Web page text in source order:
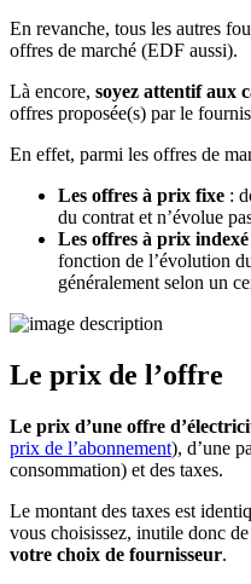
En revanche, tous les autres
offres de marché (EDF aussi).
Là encore, soyez attentif aux
offres proposée(s) par le
En effet, parmi les offres de
Les offres à prix fixe :
du contrat et n’évolue
Les offres à prix
fonction de l’évolution
généralement selon un
Le prix de l’offre
Le prix d’une offre
prix de l’abonnement), d’une
consommation) et des taxes.
Le montant des taxes est
vous choisissez, inutile donc
votre choix de fournisseur.